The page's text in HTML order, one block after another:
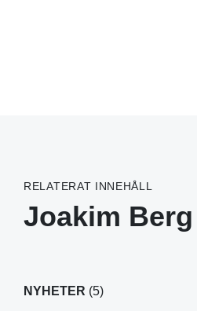
RELATERAT INNEHÅLL
Joakim Berg
NYHETER (5)